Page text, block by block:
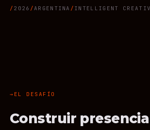
2026 ARGENTINA INTELLIGENT
EL DESAFÍO
Construir